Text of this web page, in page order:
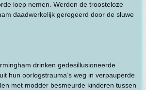
loep nemen. Werden de troosteloze
daadwerkelijk geregeerd door de sluwe
drinken gedesillusioneerde
hun oorlogstrauma’s weg in verpauperde
met modder besmeurde kinderen tussen